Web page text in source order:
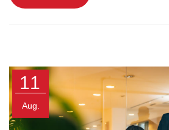
11
Aug.